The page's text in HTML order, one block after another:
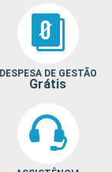
DESPESA DE GESTÃO
Grátis